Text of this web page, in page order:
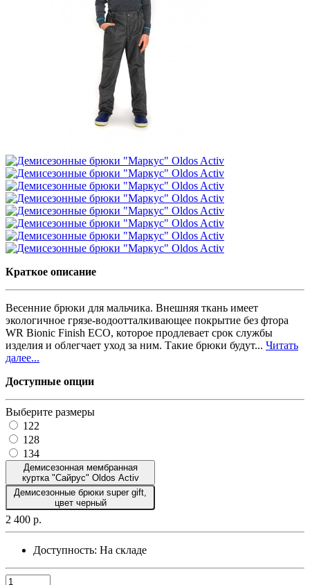
Краткое описание
Весенние брюки для мальчика. Внешняя ткань имеет
экологичное грязе-водоотталкивающее покрытие без фтора
WR Bionic Finish ECO, которое продлевает срок службы
изделия и облегчает уход за ним. Такие брюки будут... Читать
далее...
Доступные опции
Выберите размеры
122
128
134
Демисезонная мембранная
куртка "Сайрус" Oldos Activ
Демисезонные брюки super gift,
цвет черный
2 400 р.
Доступность: На складе